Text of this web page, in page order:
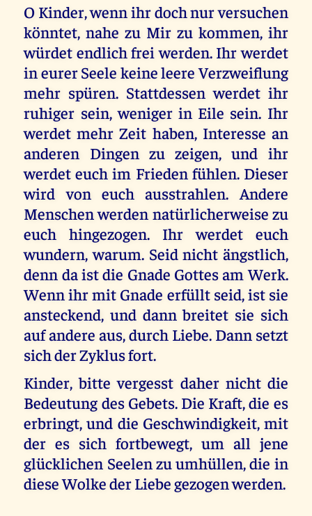
O Kinder, wenn ihr doch nur versuchen
könntet, nahe zu Mir zu kommen, ihr
würdet endlich frei werden. Ihr werdet
in eurer Seele keine leere Verzweiflung
mehr spüren. Stattdessen werdet ihr
ruhiger sein, weniger in Eile sein. Ihr
werdet mehr Zeit haben, Interesse an
anderen Dingen zu zeigen, und ihr
werdet euch im Frieden fühlen. Dieser
wird von euch ausstrahlen. Andere
Menschen werden natürlicherweise zu
euch hingezogen. Ihr werdet euch
wundern, warum. Seid nicht ängstlich,
denn da ist die Gnade Gottes am Werk.
Wenn ihr mit Gnade erfüllt seid, ist sie
ansteckend, und dann breitet sie sich
auf andere aus, durch Liebe. Dann setzt
sich der Zyklus fort.
Kinder, bitte vergesst daher nicht die
Bedeutung des Gebets. Die Kraft, die es
erbringt, und die Geschwindigkeit, mit
der es sich fortbewegt, um all jene
glücklichen Seelen zu umhüllen, die in
diese Wolke der Liebe gezogen werden.